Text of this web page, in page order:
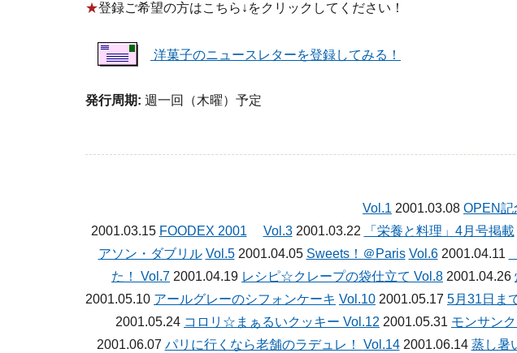
★登録ご希望の方はこちら↓をクリックしてください！
洋菓子のニュースレターを登録してみる！
発行周期: 週一回（木曜）予定
Vol.1 2001.03.08 OPEN記
2001.03.15 FOODEX 2001 Vol.32001.03.22 「栄養と料理」4月号掲載
アソン・ダブリル Vol.52001.04.05 Sweets！＠Paris Vol.62001.04.11
た！ Vol.7 2001.04.19 レシピ☆クレープの袋仕立て Vol.8 2001.04.26
2001.05.10 アールグレーのシフォンケーキ Vol.10 2001.05.17 5月31日ま
2001.05.24 コロリ☆まぁるいクッキー Vol.12 2001.05.31 モンサン
2001.06.07 パリに行くなら老舗のラデュレ！ Vol.142001.06.14 蒸し暑